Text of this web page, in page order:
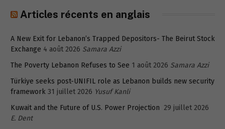
Articles récents en anglais
A New Exit for Lebanon’s Trapped Depositors- The Beirut Stock
Exchange 4 août 2026 Samara Azzi
The Poverty Lebanon Refuses to See 1 août 2026 Samara Azzi
Türkiye seeks post-UNIFIL role as Lebanon builds new security
framework 31 juillet 2026 Yusuf Kanli
Kuwait and the Future of U.S. Power Projection 29 juillet 2026
E. Dent